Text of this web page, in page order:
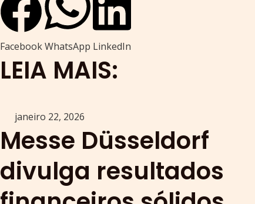
FacebookWhatsApp LinkedIn
LEIA MAIS:
janeiro 22, 2026
Messe Düsseldorf
divulga resultados